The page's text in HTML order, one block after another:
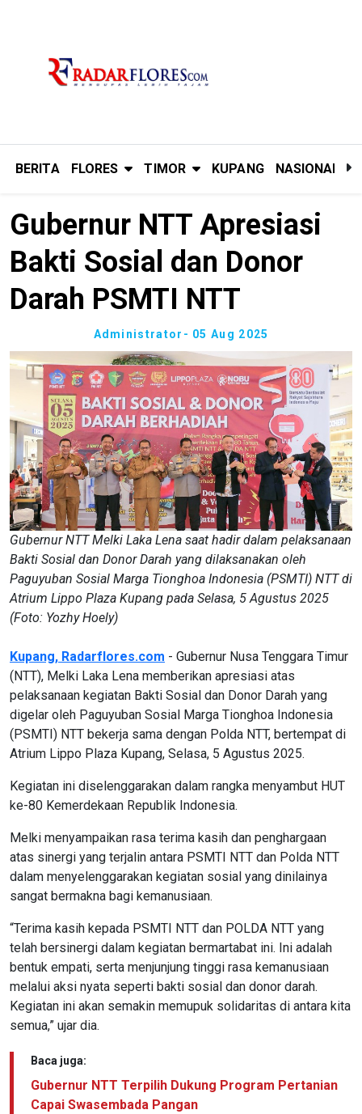
BERITA FLORES TIMOR KUPANG NASIONAL
Gubernur NTT Apresiasi
Bakti Sosial dan Donor
Darah PSMTI NTT
Administrator - 05 Aug 2025
Gubernur NTT Melki Laka Lena saat hadir dalam pelaksanaan
Bakti Sosial dan Donor Darah yang dilaksanakan oleh
Paguyuban Sosial Marga Tionghoa Indonesia (PSMTI) NTT di
Atrium Lippo Plaza Kupang pada Selasa, 5 Agustus 2025
(Foto: Yozhy Hoely)
Kupang, Radarflores.com - Gubernur Nusa Tenggara Timur
(NTT), Melki Laka Lena memberikan apresiasi atas
pelaksanaan kegiatan Bakti Sosial dan Donor Darah yang
digelar oleh Paguyuban Sosial Marga Tionghoa Indonesia
(PSMTI) NTT bekerja sama dengan Polda NTT, bertempat di
Atrium Lippo Plaza Kupang, Selasa, 5 Agustus 2025.
Kegiatan ini diselenggarakan dalam rangka menyambut HUT
ke-80 Kemerdekaan Republik Indonesia.
Melki menyampaikan rasa terima kasih dan penghargaan
atas sinergi yang terjalin antara PSMTI NTT dan Polda NTT
dalam menyelenggarakan kegiatan sosial yang dinilainya
sangat bermakna bagi kemanusiaan.
“Terima kasih kepada PSMTI NTT dan POLDA NTT yang
telah bersinergi dalam kegiatan bermartabat ini. Ini adalah
bentuk empati, serta menjunjung tinggi rasa kemanusiaan
melalui aksi nyata seperti bakti sosial dan donor darah.
Kegiatan ini akan semakin memupuk solidaritas di antara kita
semua,” ujar dia.
Baca juga:
Gubernur NTT Terpilih Dukung Program Pertanian
Capai Swasembada Pangan